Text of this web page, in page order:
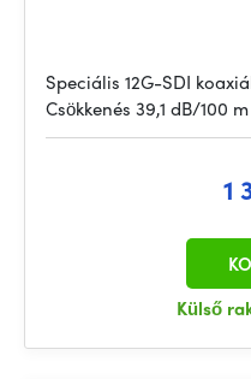
Speciális 12G-SDI
Csökkenés 39,1 dB/100
1
Külső